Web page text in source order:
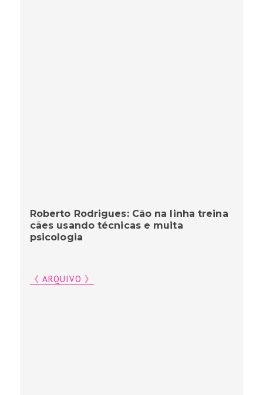
Roberto Rodrigues: Cão na linha treina
cães usando técnicas e muita
psicologia
《 ARQUIVO 》